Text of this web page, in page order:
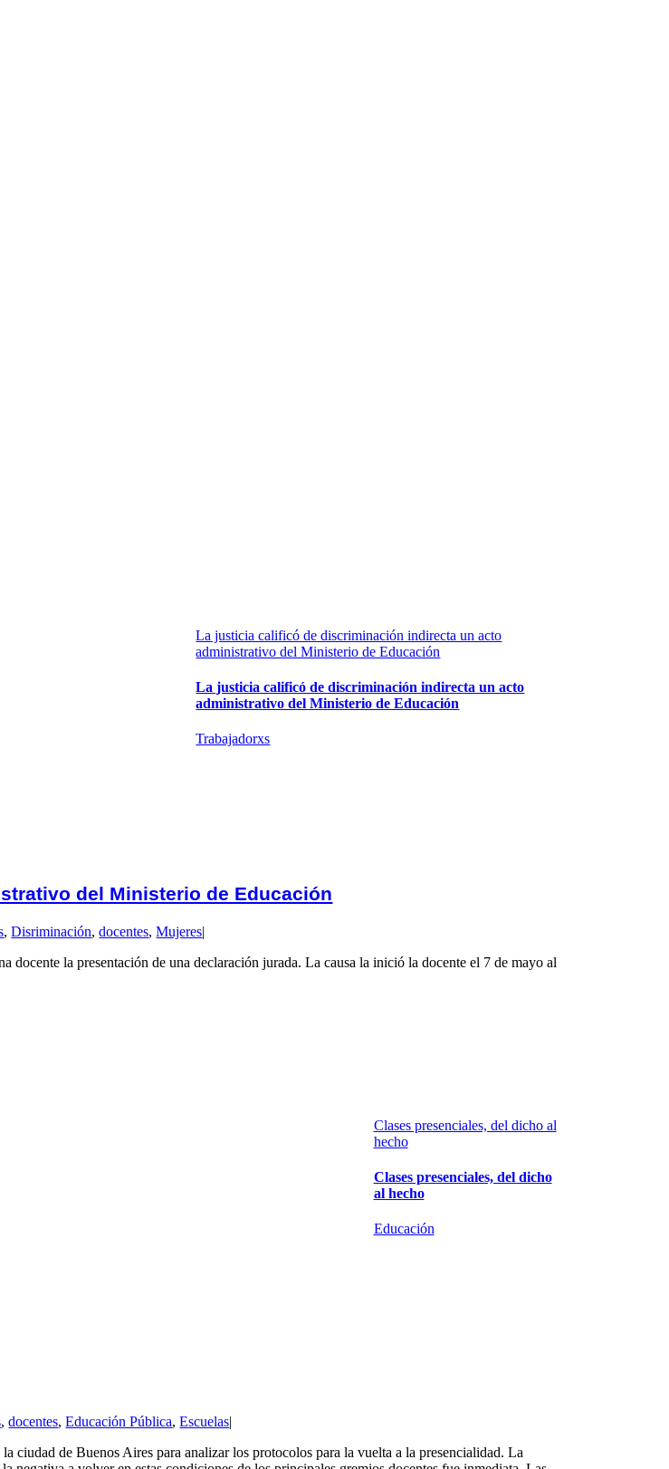
La justicia calificó de discriminación indirecta un acto
administrativo del Ministerio de Educación
La justicia calificó de discriminación indirecta un acto
administrativo del Ministerio de Educación
Trabajadorxs
del Ministerio de Educación
,Disriminación,docentes,Mujeres|
la presentación de una declaración jurada. La causa la inició la docente el 7 de mayo al
Clases presenciales, del dicho al
hecho
Clases presenciales, del dicho
al hecho
Educación
,docentes,Educación Pública,Escuelas|
ciudad de Buenos Aires para analizar los protocolos para la vuelta a la presencialidad. La